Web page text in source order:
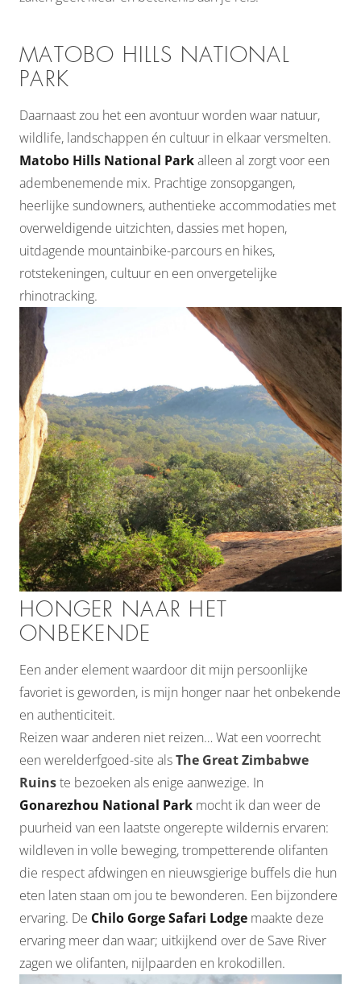
MATOBO HILLS NATIONAL
PARK
Daarnaast zou het een avontuur worden waar natuur,
wildlife, landschappen én cultuur in elkaar versmelten.
Matobo Hills National Parkalleen al zorgt voor een
adembenemende mix. Prachtige zonsopgangen,
heerlijke sundowners, authentieke accommodaties met
overweldigende uitzichten, dassies met hopen,
uitdagende mountainbike-parcours en hikes,
rotstekeningen, cultuur en een onvergetelijke
rhinotracking.
HONGER NAAR HET
ONBEKENDE
Een ander element waardoor dit mijn persoonlijke
favoriet is geworden, is mijn honger naar het onbekende
en authenticiteit.
Reizen waar anderen niet reizen… Wat een voorrecht
een werelderfgoed-site alsThe Great Zimbabwe
Ruinste bezoeken als enige aanwezige. In
Gonarezhou National Park mocht ik dan weer de
puurheid van een laatste ongerepte wildernis ervaren:
wildleven in volle beweging, trompetterende olifanten
die respect afdwingen en nieuwsgierige buffels die hun
eten laten staan om jou te bewonderen. Een bijzondere
ervaring. De Chilo Gorge Safari Lodge maakte deze
ervaring meer dan waar; uitkijkend over de Save River
zagen we olifanten, nijlpaarden en krokodillen.